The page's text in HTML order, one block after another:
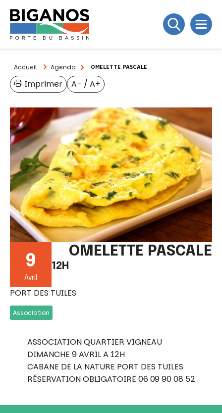
Accueil Agenda OMELETTE PASCALE
A− / A+
Imprimer
9
Avril
12H
OMELETTE PASCALE
PORT DES TUILES
Association
ASSOCIATION QUARTIER VIGNEAU
DIMANCHE 9 AVRIL A 12H
CABANE DE LA NATURE PORT DES TUILES
RÉSERVATION OBLIGATOIRE 06 09 90 08 52